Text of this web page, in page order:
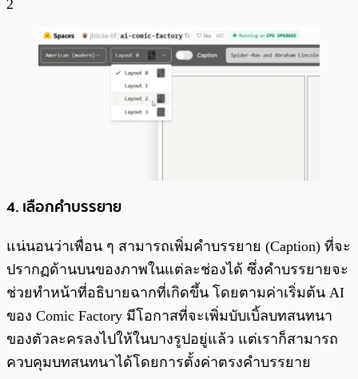
2
4. เลือกคำบรรยาย
แน่นอนว่าเพื่อน ๆ สามารถเพิ่มคำบรรยาย (Caption) ที่จะ
ปรากฏด้านบนของภาพในแต่ละช่องได้ ซึ่งคำบรรยายจะ
ช่วยทำหน้าที่อธิบายฉากที่เกิดขึ้น โดยตามค่าเริ่มต้น AI
ของ Comic Factory มีโอกาสที่จะเพิ่มบับเบิ้ลบทสนทนา
ของตัวละครลงไปให้ในบางรูปอยู่แล้ว แต่เราก็สามารถ
ควบคุมบทสนทนาได้โดยการตั้งค่าตรงคำบรรยาย